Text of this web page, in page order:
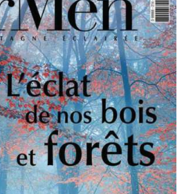
Les
options
peuvent
être
choisies
sur
la
page
du
produit